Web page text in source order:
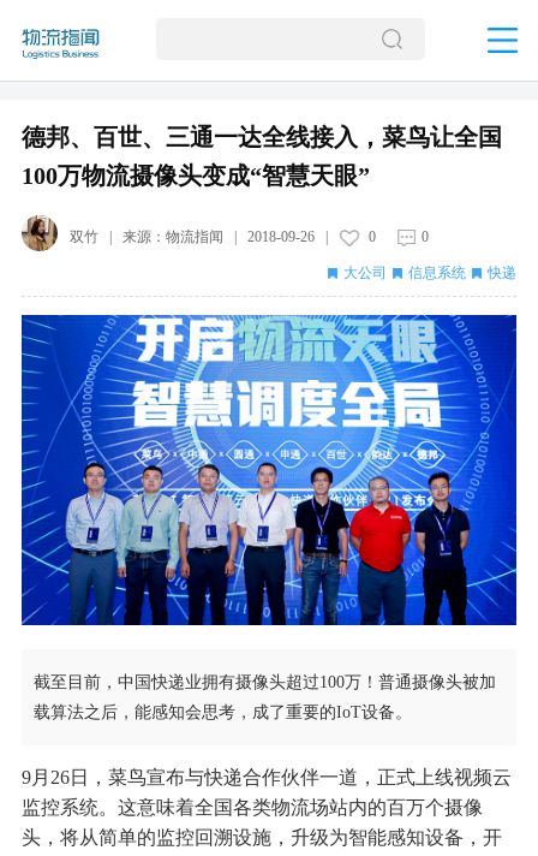
德邦、百世、三通一达全线接入，菜鸟让全国
100万物流摄像头变成“智慧天眼”
双竹| 来源： 物流指闻 2018-09-26| 0 0
大公司 信息系统 快递
截至目前，中国快递业拥有摄像头超过100万！普通摄像头被加
载算法之后，能感知会思考，成了重要的IoT设备。
9月26日，菜鸟宣布与快递合作伙伴一道，正式上线视频云
监控系统。这意味着全国各类物流场站内的百万个摄像
头，将从简单的监控回溯设施，升级为智能感知设备，开